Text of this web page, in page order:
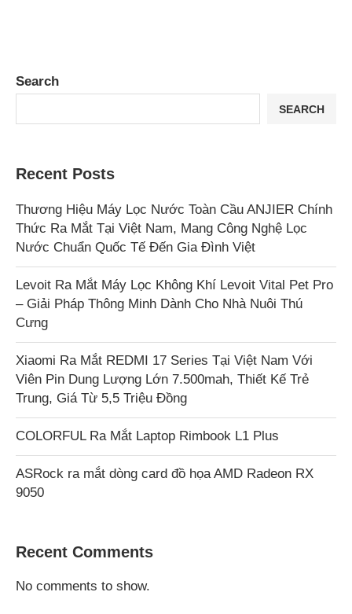
Search
SEARCH
Recent Posts
Thương Hiệu Máy Lọc Nước Toàn Cầu ANJIER Chính
Thức Ra Mắt Tại Việt Nam, Mang Công Nghệ Lọc
Nước Chuẩn Quốc Tế Đến Gia Đình Việt
Levoit Ra Mắt Máy Lọc Không Khí Levoit Vital Pet Pro
– Giải Pháp Thông Minh Dành Cho Nhà Nuôi Thú
Cưng
Xiaomi Ra Mắt REDMI 17 Series Tại Việt Nam Với
Viên Pin Dung Lượng Lớn 7.500mah, Thiết Kế Trẻ
Trung, Giá Từ 5,5 Triệu Đồng
COLORFUL Ra Mắt Laptop Rimbook L1 Plus
ASRock ra mắt dòng card đồ họa AMD Radeon RX
9050
Recent Comments
No comments to show.